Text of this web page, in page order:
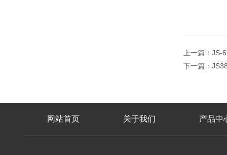
上一篇： JS-
下一篇：
网站首页 关于我们 产品中